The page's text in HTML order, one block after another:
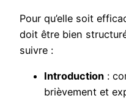
Pour qu’elle soit
doit être bien
suivre :
Introduction :
brièvement et